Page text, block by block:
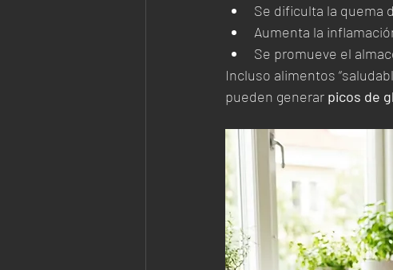
Se dificulta la quema
Aumenta la
Se promueve el
Incluso alimentos
pueden generar picos de